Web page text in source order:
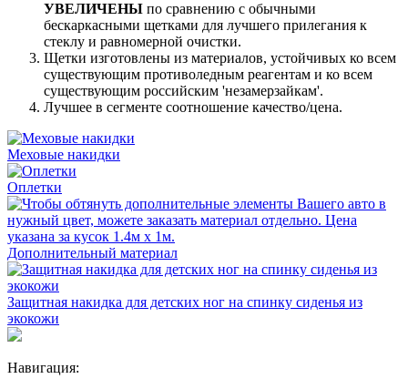
УВЕЛИЧЕНЫ по сравнению с обычными
бескаркасными щетками для лучшего прилегания к
стеклу и равномерной очистки.
Щетки изготовлены из материалов, устойчивых ко всем
существующим противоледным реагентам и ко всем
существующим российским 'незамерзайкам'.
Лучшее в сегменте соотношение качество/цена.
Меховые накидки
Оплетки
Дополнительный материал
Защитная накидка для детских ног на спинку сиденья из
экокожи
Навигация: